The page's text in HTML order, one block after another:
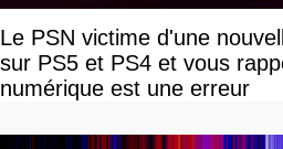
Le PSN victime d'une
sur PS5 et PS4 et vous
numérique est une erreur